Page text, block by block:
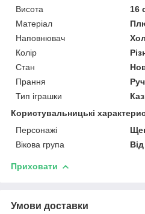
Висота
16
Матеріал
Наповнювач
Колір
Стан
Прання
Тип іграшки
Користувальницькі
Персонажі
Вікова група
Приховати
Умови доставки